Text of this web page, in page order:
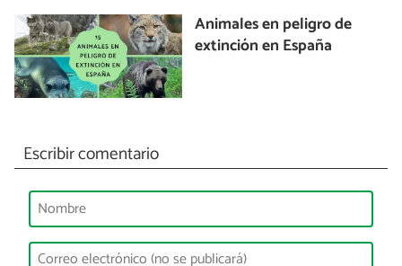
Animales en peligro de
extinción en España
Escribir comentario